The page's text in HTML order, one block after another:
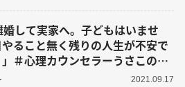
して実家へ。子どもはいませ
ること無く残りの人生が不安で
＃心理カウンセラーうさこの心
考え方
2021.09.17